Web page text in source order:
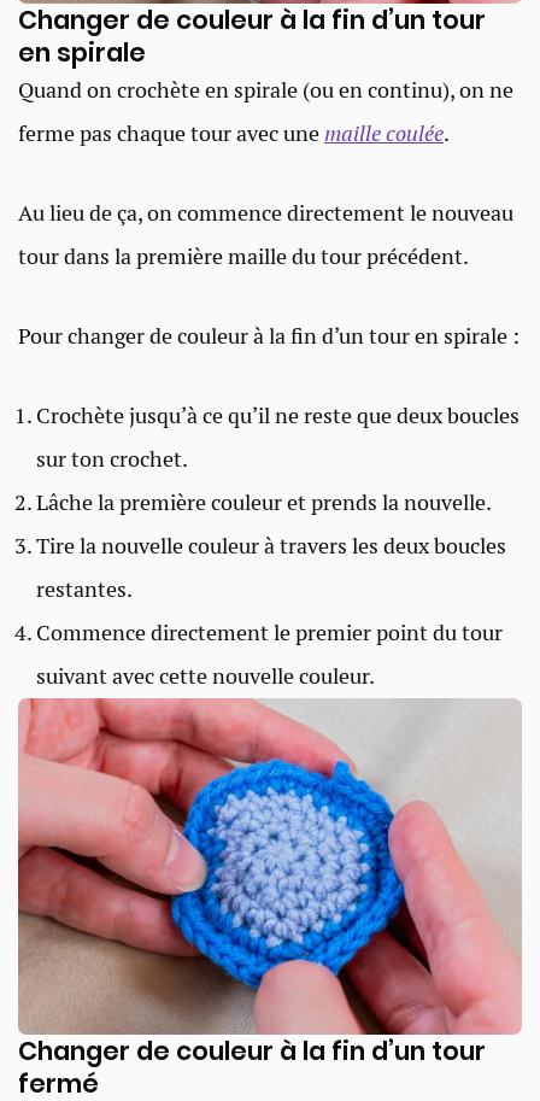
Changer de couleur à la fin d’un tour
en spirale
Quand on crochète en spirale (ou en continu), on ne
ferme pas chaque tour avec une maille coulée.
Au lieu de ça, on commence directement le nouveau
tour dans la première maille du tour précédent.
Pour changer de couleur à la fin d’un tour en spirale :
Crochète jusqu’à ce qu’il ne reste que deux boucles
sur ton crochet.
Lâche la première couleur et prends la nouvelle.
Tire la nouvelle couleur à travers les deux boucles
restantes.
Commence directement le premier point du tour
suivant avec cette nouvelle couleur.
Changer de couleur à la fin d’un tour
fermé